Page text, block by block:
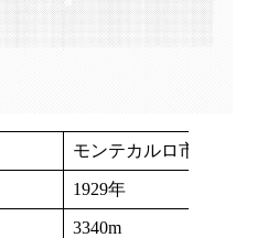
モンテカルロ市街地コ
1929年
3340m